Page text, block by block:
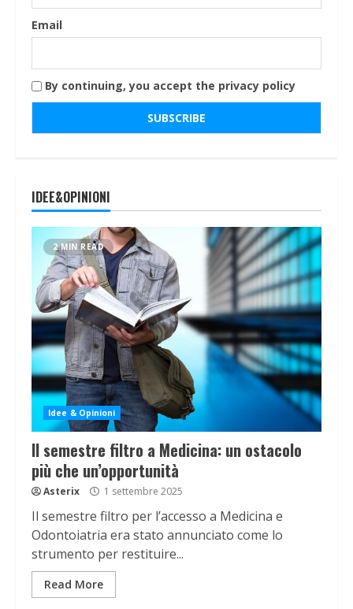
Email
By continuing, you accept the privacy policy
IDEE&OPINIONI
2 MIN READ
Idee & Opinioni
Il semestre filtro a Medicina: un ostacolo
più che un’opportunità
Asterix 1 settembre 2025
Il semestre filtro per l’accesso a Medicina e
Odontoiatria era stato annunciato come lo
strumento per restituire...
Read More